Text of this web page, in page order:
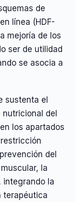
de
línea (HDF-
mejoría de los
ser de utilidad
se asocia a
sustenta el
del
los apartados
del
la
integrando la
terapéutica